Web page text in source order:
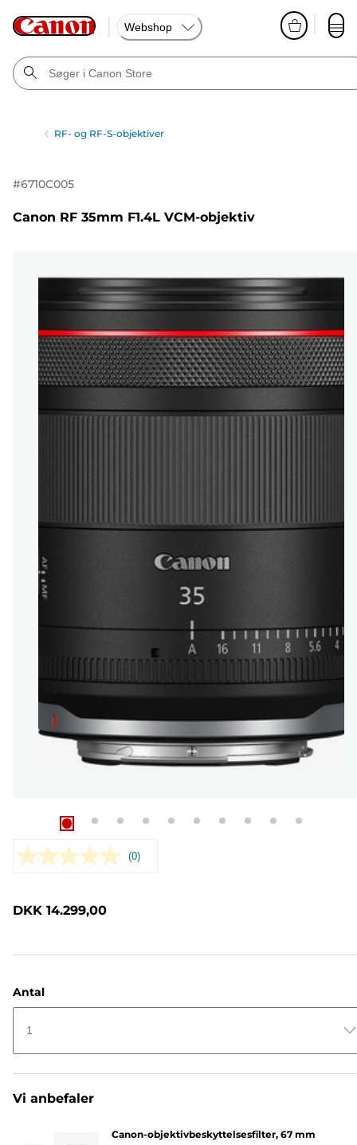
Webshop
RF- og RF-S-objektiver
#6710C005
Canon RF 35mm F1.4L VCM-objektiv
Ingen
(0)
DKK 14.299,00
Antal
1
Vi anbefaler
Canon-objektivbeskyttelsesfilter, 67 mm